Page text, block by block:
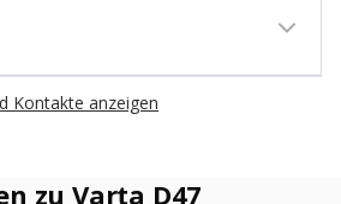
Kontakte anzeigen
zu Varta D47